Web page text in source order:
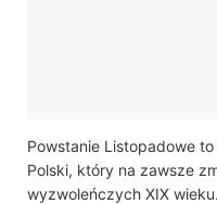
Powstanie Listopadowe
Polski, który na zawsze
wyzwoleńczych XIX